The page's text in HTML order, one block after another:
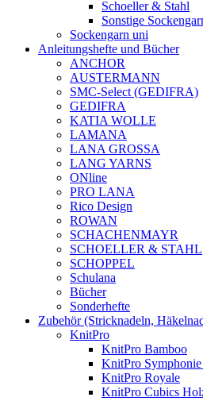
Schoeller & Stahl
Sonstige
Sockengarn uni
Anleitungshefte und Bücher
ANCHOR
AUSTERMANN
SMC-Select (GEDIFRA)
GEDIFRA
KATIA WOLLE
LAMANA
LANA GROSSA
LANG YARNS
ONline
PRO LANA
Rico Design
ROWAN
SCHACHENMAYR
SCHOELLER & STAHL
SCHOPPEL
Schulana
Bücher
Sonderhefte
Zubehör (Stricknadeln,
KnitPro
KnitPro Bamboo
KnitPro
KnitPro Royale
KnitPro Cubics